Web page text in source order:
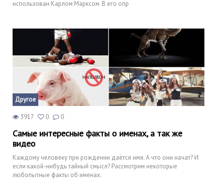
использован Карлом Марксом. В его опр
Другое
3917 0 0
Самые интересные факты о именах, а так же
видео
Каждому человеку при рождении даётся имя. А что они начат? И
если какой-нибудь тайный смысл? Рассмотрим некоторые
любопытные факты об именах.